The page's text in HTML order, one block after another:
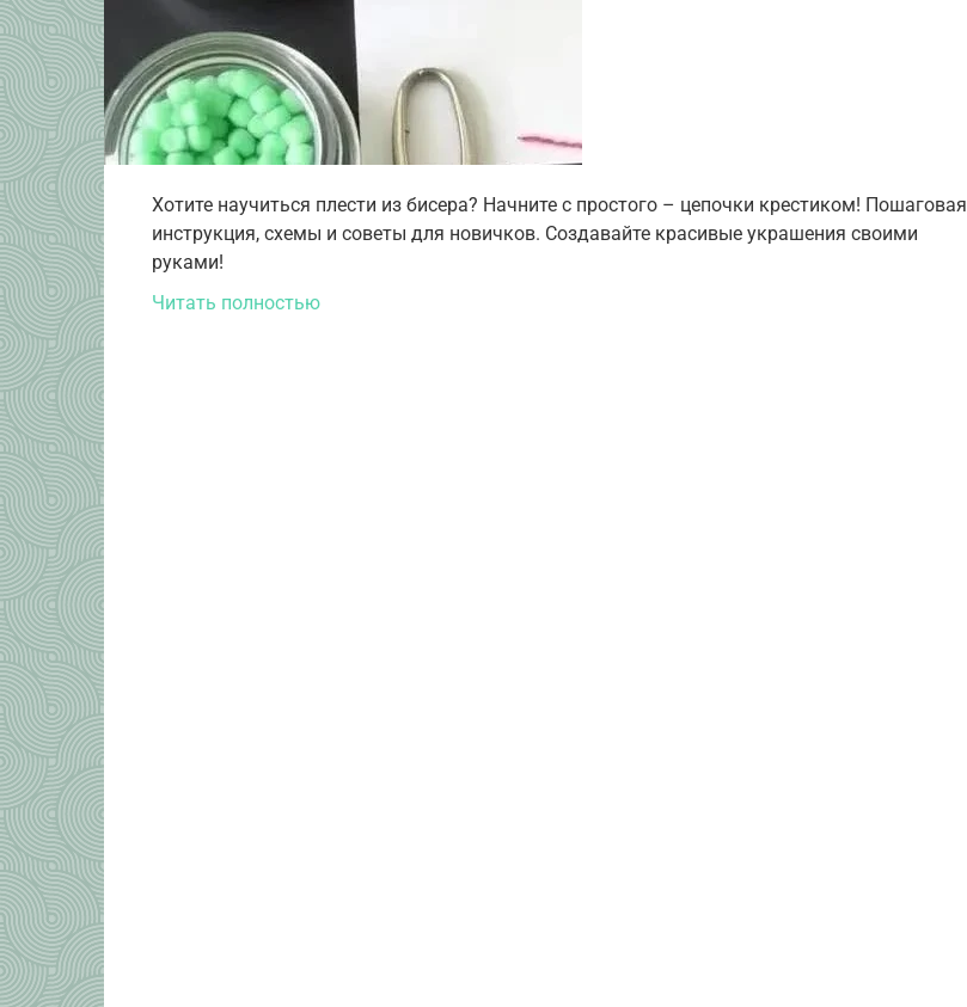
Хотите научиться плести из бисера? Начните с простого – цепочки крестиком! Пошаговая
инструкция, схемы и советы для новичков. Создавайте красивые украшения своими
руками!
Читать полностью